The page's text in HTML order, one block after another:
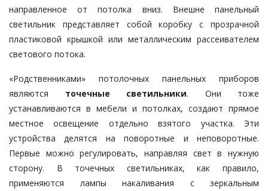
направленное от потолка вниз. Внешне панельный
светильник представляет собой коробку с прозрачной
пластиковой крышкой или металлическим рассеивателем
светового потока.
«Родственниками» потолочных панельных приборов
являются точечные светильники. Они тоже
устанавливаются в мебели и потолках, создают прямое
местное освещение отдельно взятого участка. Эти
устройства делятся на поворотные и неповоротные.
Первые можно регулировать, направляя свет в нужную
сторону. В точечных светильниках, как правило,
применяются лампы накаливания с зеркальным